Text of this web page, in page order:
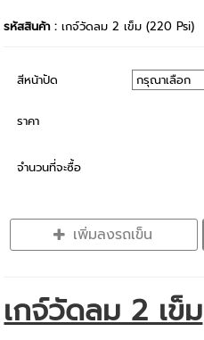
รหัสสินค้า :เกจ์วัดลม 2 เข็ม (220 Psi)
สีหน้าปัด
ราคา
จำนวนที่จะซื้อ
เพิ่มลงรถเข็น
เกจ์วัดลม 2 เข็ม